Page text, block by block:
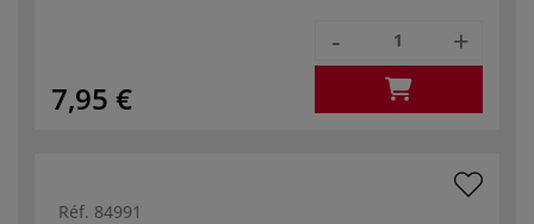
7,95 €
- +
Réf. 84991